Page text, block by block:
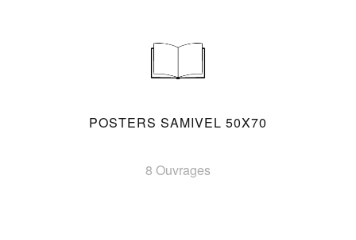
POSTERS SAMIVEL 50X70
8 Ouvrages